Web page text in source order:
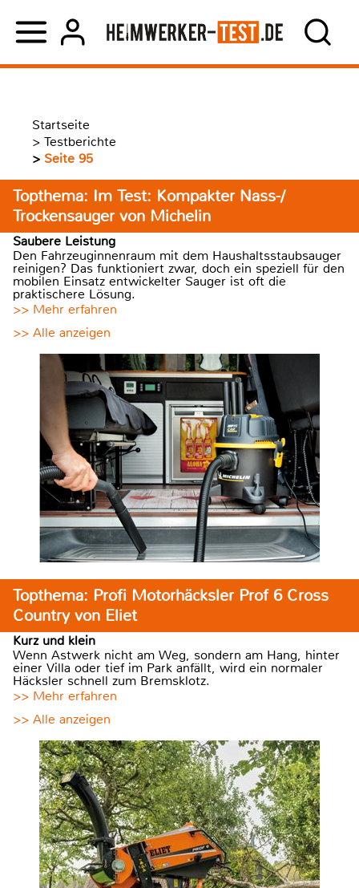
Startseite
> Testberichte
> Seite 95
Topthema: Im Test: Kompakter Nass-/
Trockensauger von Michelin
Saubere Leistung
Den Fahrzeuginnenraum mit dem Haushaltsstaubsauger
reinigen? Das funktioniert zwar, doch ein speziell für den
mobilen Einsatz entwickelter Sauger ist oft die
praktischere Lösung.
>> Mehr erfahren
>> Alle anzeigen
Topthema: Profi Motorhäcksler Prof 6 Cross
Country von Eliet
Kurz und klein
Wenn Astwerk nicht am Weg, sondern am Hang, hinter
einer Villa oder tief im Park anfällt, wird ein normaler
Häcksler schnell zum Bremsklotz.
>> Mehr erfahren
>> Alle anzeigen